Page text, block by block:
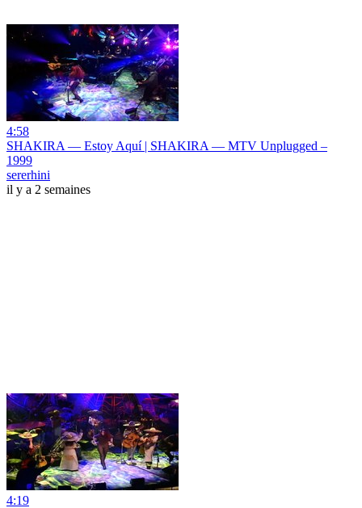
4:58
SHAKIRA — Estoy Aquí | SHAKIRA — MTV Unplugged –
1999
sererhini
il y a 2 semaines
4:19